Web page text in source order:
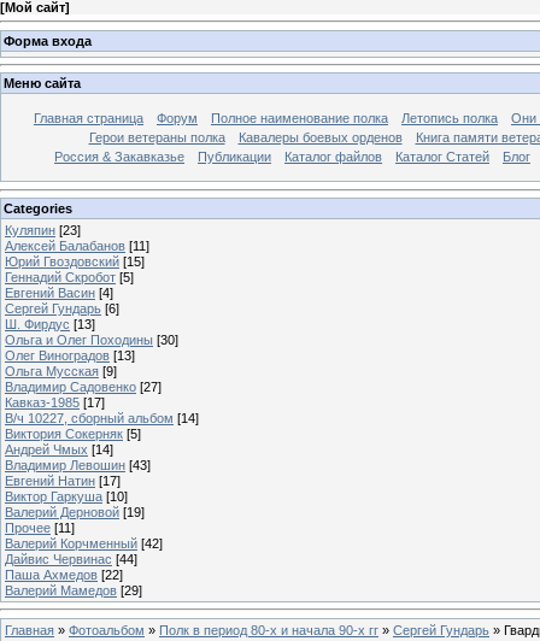
[Мой сайт]
Форма входа
Меню сайта
Главная страница Форум Полное наименование полка Летопись полка
Они
Герои ветераны полка
Кавалеры боевых орденов
Книга памяти
Россия & Закавказье
Публикации Каталог файлов Каталог Cтатей Блог
Categories
Куляпин [23]
Алексей Балабанов [11]
Юрий Гвоздовский [15]
Геннадий Скробот [5]
Евгений Васин [4]
Сергей Гундарь [6]
Ш. Фирдус [13]
Ольга и Олег Походины [30]
Олег Виноградов [13]
Ольга Мусская [9]
Владимир Садовенко [27]
Кавказ-1985 [17]
В/ч 10227, сборный альбом [14]
Виктория Сокерняк [5]
Андрей Чмых [14]
Владимир Левошин [43]
Евгений Натин [17]
Виктор Гаркуша [10]
Валерий Дерновой [19]
Прочее [11]
Валерий Корчменный [42]
Дайвис Червинас [44]
Паша Ахмедов [22]
Валерий Мамедов [29]
Главная » Фотоальбом » Полк в период 80-х и начала 90-х гг » Сергей Гундарь »